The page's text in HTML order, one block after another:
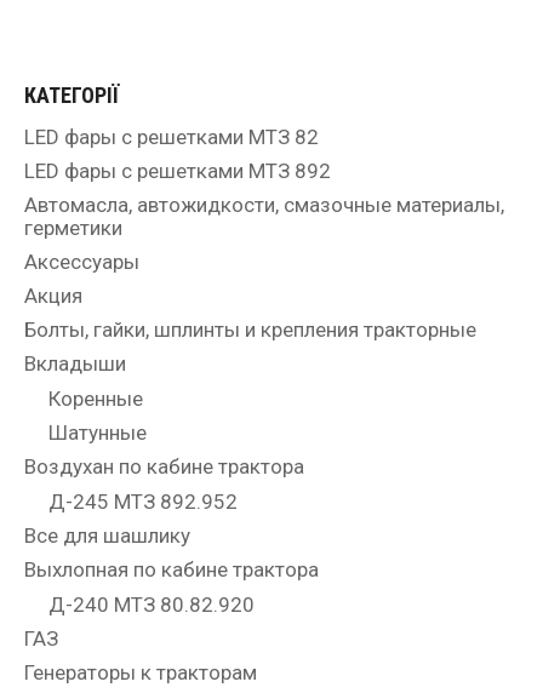
КАТЕГОРІЇ
LED фары с решетками МТЗ 82
LED фары с решетками МТЗ 892
Автомасла, автожидкости, смазочные материалы,
герметики
Аксессуары
Акция
Болты, гайки, шплинты и крепления тракторные
Вкладыши
Коренные
Шатунные
Воздухан по кабине трактора
Д-245 МТЗ 892.952
Все для шашлику
Выхлопная по кабине трактора
Д-240 МТЗ 80.82.920
ГАЗ
Генераторы к тракторам